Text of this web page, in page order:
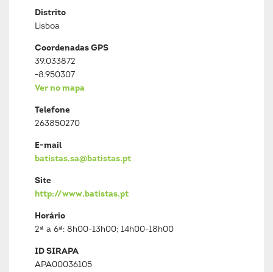
Distrito
Lisboa
Coordenadas GPS
39.033872
-8.950307
Ver no mapa
Telefone
263850270
E-mail
batistas.sa@batistas.pt
Site
http://www.batistas.pt
Horário
2ª a 6ª: 8h00-13h00; 14h00-18h00
ID SIRAPA
APA00036105